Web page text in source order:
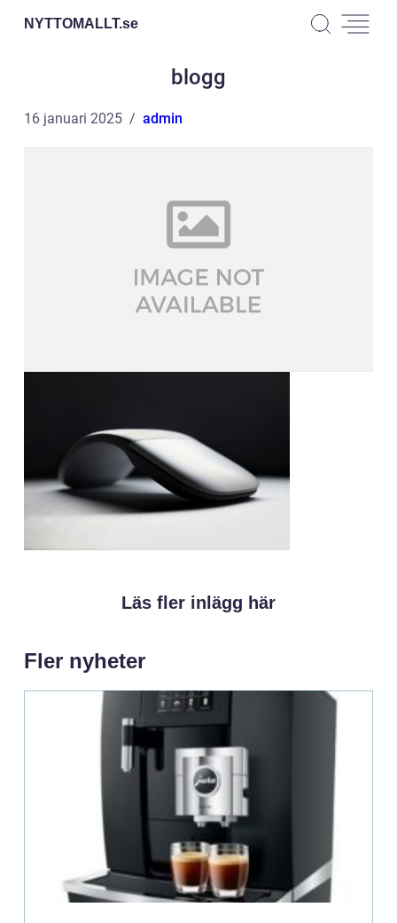
NYTTOMALLT.se
blogg
16 januari 2025 admin
Läs fler inlägg här
Fler nyheter